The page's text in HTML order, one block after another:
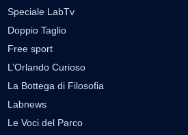
Speciale LabTv
Doppio Taglio
Free sport
L’Orlando Curioso
La Bottega di Filosofia
Labnews
Le Voci del Parco